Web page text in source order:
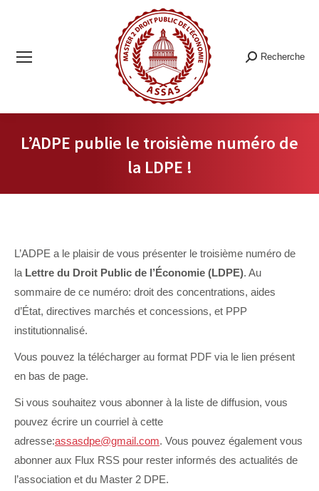
Recherche
Recherche
L’ADPE publie le troisième numéro de
la LDPE !
L’ADPE a le plaisir de vous présenter le troisième numéro de
la Lettre du Droit Public de l’Économie (LDPE). Au
sommaire de ce numéro: droit des concentrations, aides
d’État, directives marchés et concessions, et PPP
institutionnalisé.
Vous pouvez la télécharger au format PDF via le lien présent
en bas de page.
Si vous souhaitez vous abonner à la liste de diffusion, vous
pouvez écrire un courriel à cette
adresse:assasdpe@gmail.com. Vous pouvez également vous
abonner aux Flux RSS pour rester informés des actualités de
l’association et du Master 2 DPE.